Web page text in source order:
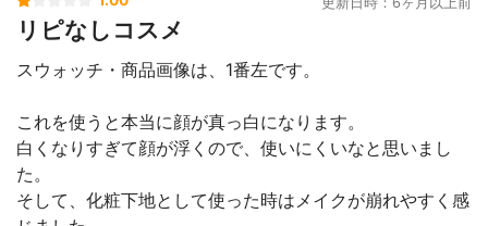
リピなしコスメ
スウォッチ・商品画像は、1番左です。
これを使うと本当に顔が真っ白になります。
白くなりすぎて顔が浮くので、使いにくいなと思いまし
た。
そして、化粧下地として使った時はメイクが崩れやすく感